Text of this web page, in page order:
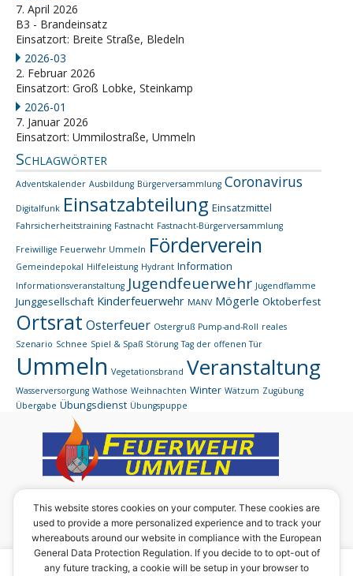
7. April 2026
B3 - Brandeinsatz
Einsatzort: Breite Straße, Bledeln
2026-03
2. Februar 2026
Einsatzort: Groß Lobke, Steinkamp
2026-01
7. Januar 2026
Einsatzort: Ummilostraße, Ummeln
Schlagwörter
Adventskalender Ausbildung Bürgerversammlung Coronavirus
Digitalfunk Einsatzabteilung Einsatzmittel
Fahrsicherheitstraining Fastnacht Fastnacht-Bürgerversammlung
Freiwillige Feuerwehr Ummeln Förderverein
Gemeindepokal Hilfeleistung Hydrant Information
Informationsveranstaltung Jugendfeuerwehr Jugendflamme
Junggesellschaft Kinderfeuerwehr MANV Mögerle Oktoberfest
Ortsrat Osterfeuer Ostergruß Pump-and-Roll reales
Szenario Schnee Spiel & Spaß Störung Tag der offenen Tür
Ummeln Vegetationsbrand Veranstaltung
Wasserversorgung Wathose Weihnachten Winter Wätzum Zugübung
Übergabe Übungsdienst Übungspuppe
Eine Homepage des:
Förderverein der Ortsfeuerwehr Ummeln e. V.
Vorsitzender: Werner Rabbe junior
Ummilostr. 29
This website stores cookies on your computer. These cookies are
used to provide a more personalized experience and to track your
whereabouts around our website in compliance with the European
General Data Protection Regulation. If you decide to to opt-out of
any future tracking, a cookie will be setup in your browser to
Um diese Seite in vollem Umfang nutzen zu können, sind